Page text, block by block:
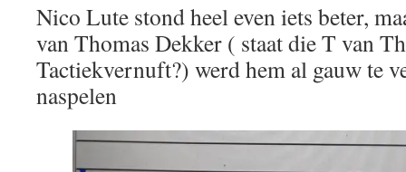
Nico Lute stond heel even iets beter,
van Thomas Dekker ( staat die T van
Tactiekvernuft?) werd hem al gauw te
naspelen